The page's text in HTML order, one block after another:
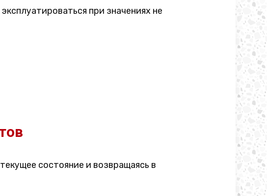
при значениях не
состояние и возвращаясь в